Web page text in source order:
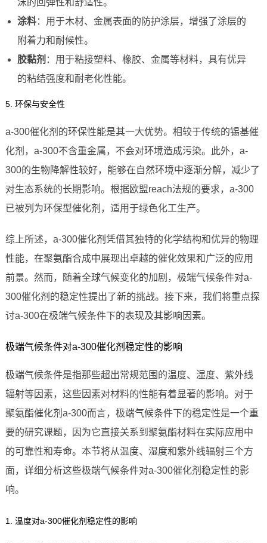
沫的回弹性和舒适性。
涂料：用于木材、金属表面的防护涂层，增强了涂层的
附着力和耐候性。
胶黏剂 ：用于粘接塑料、橡胶、金属等材料，具有优异
的粘结强度和耐老化性能。
5. 环保与安全性
a-300催化剂的环保性能是其一大优势。相较于传统的锡基催
化剂，a-300不含重金属，不会对环境造成污染。此外，a-
300的生物降解性较好，能够在自然环境中逐渐分解，减少了
对生态系统的长期影响。根据欧盟reach法规的要求，a-300
已被列为环保型催化剂，适用于绿色化工生产。
综上所述，a-300催化剂凭借其独特的化学结构和优异的物理
性能，在聚氨酯合成中展现出卓越的催化效果和广泛的应用
前景。然而，随着全球气候变化的加剧，极端气候条件对a-
300催化剂的稳定性提出了新的挑战。接下来，我们将重点探
讨a-300在极端气候条件下的表现及其影响因素。
极端气候条件对a-300催化剂稳定性的影响
极端气候条件是指那些超出常规范围的温度、湿度、紫外线
辐射等因素，这些因素对材料的性能有着显著的影响。对于
聚氨酯催化剂a-300而言，极端气候条件下的稳定性是一个重
要的研究课题，因为它直接关系到聚氨酯材料在实际应用中
的可靠性和寿命。本节将从温度、湿度和紫外线辐射三个方
面，详细分析这些极端气候条件对a-300催化剂稳定性的影
响。
1. 温度对a-300催化剂稳定性的影响